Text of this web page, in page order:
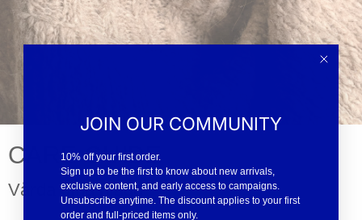
CARE GUIDE
Vårda dina plagg
JOIN OUR COMMUNITY
10% off your first order.
Sign up to be the first to know about new arrivals,
exclusive content, and early access to campaigns.
Unsubscribe anytime. The discount applies to your first
order and full-priced items only.